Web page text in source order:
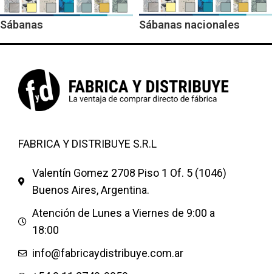
Sábanas Sábanas nacionales
FABRICA Y DISTRIBUYE S.R.L
Valentín Gomez 2708 Piso 1 Of. 5 (1046)
Buenos Aires, Argentina.
Atención de Lunes a Viernes de 9:00 a
18:00
info@fabricaydistribuye.com.ar